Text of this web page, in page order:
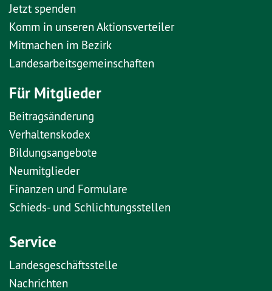
Jetzt spenden
Komm in unseren Aktionsverteiler
Mitmachen im Bezirk
Landesarbeitsgemeinschaften
Für Mitglieder
Beitragsänderung
Verhaltenskodex
Bildungsangebote
Neumitglieder
Finanzen und Formulare
Schieds- und Schlichtungsstellen
Service
Landesgeschäftsstelle
Nachrichten